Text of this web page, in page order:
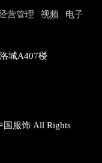
营管理 视频
电子
城A407楼
国服饰 All Rights